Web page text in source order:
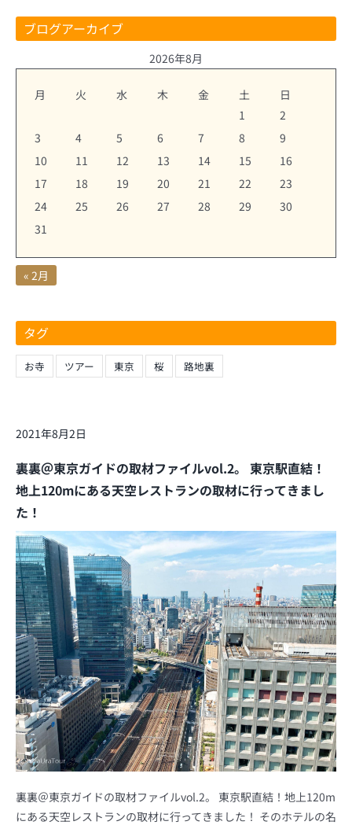
2021年8月2日
裏裏＠東京ガイドの取材ファイルvol.2。 東京駅直結！
地上120mにある天空レストランの取材に行ってきまし
た！
裏裏＠東京ガイドの取材ファイルvol.2。 東京駅直結！地上120m
にある天空レストランの取材に行ってきました！ そのホテルの名
ブログアーカイブ
2026年8月
月 火 水 木 金 土
日
1
2
3
4 5 6 7 8
9
10
11 12 13 14 15
16
17
18 19 20 21 22
23
24
25 26 27 28 29
30
31
« 2月
タグ
お寺 ツアー 東京 桜 路地裏